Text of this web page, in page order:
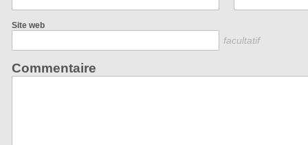
Site web
facultatif
Commentaire